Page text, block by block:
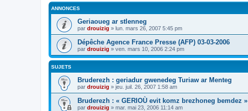
ANNONCES
Geriaoueg ar stlenneg
par drouizig » lun. mars 26, 2007 5:45 pm
Dépêche Agence France Presse (AFP) 03-03-2006
par drouizig » ven. mars 10, 2006 2:24 pm
SUJETS
Bruderezh : geriadur gwenedeg Turiaw ar Menteg
par drouizig » jeu. juil. 26, 2007 1:58 am
Bruderezh : « GERIOÙ evit komz brezhoneg bemdez »
par drouizig » mar. mai 23, 2006 11:14 am